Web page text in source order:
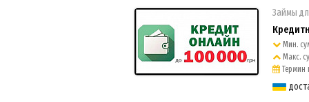
Займы
Мин.
Макс.
Термин